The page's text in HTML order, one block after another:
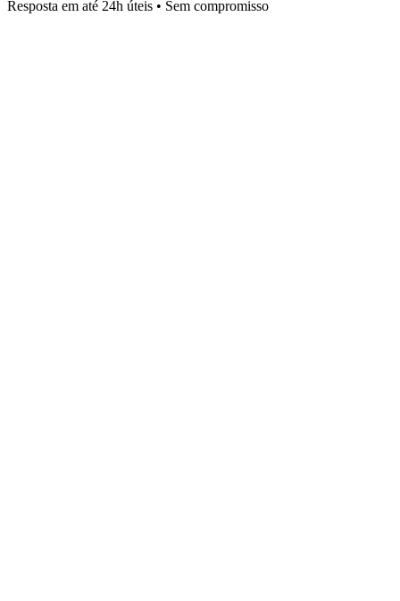
Resposta em até 24h úteis • Sem compromisso